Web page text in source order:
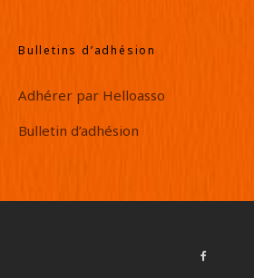
Bulletins d’adhésion
Adhérer par Helloasso
Bulletin d’adhésion